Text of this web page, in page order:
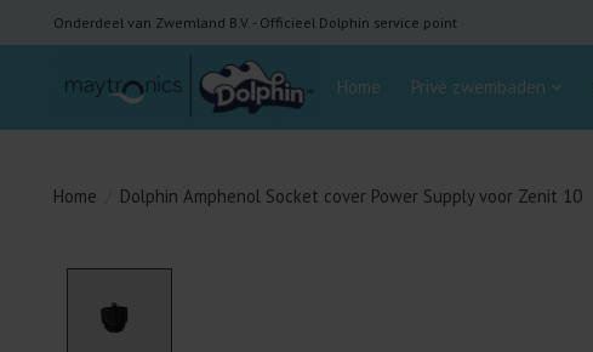
Onderdeel van Zwemland B.V. - Officieel Dolphin service point
Home Privé zwembaden
Home Dolphin Amphenol Socket cover Power Supply voor Zenit 10